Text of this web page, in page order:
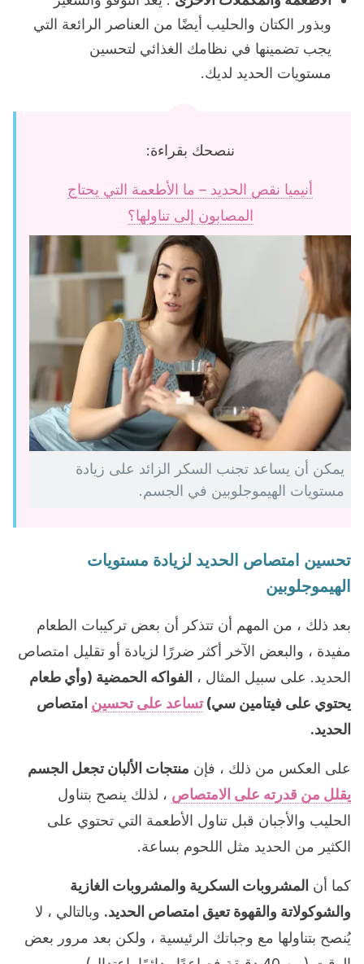
وبذور الكتان والحليب أيضًا من العناصر الرائعة التي
يجب تضمينها في نظامك الغذائي لتحسين
مستويات الحديد لديك.
ننصحك بقراءة:
أنيميا نقص الحديد – ما الأطعمة التي يحتاج
المصابون إلى تناولها؟
يمكن أن يساعد تجنب السكر الزائد على زيادة
مستويات الهيموجلوبين في الجسم.
تحسين امتصاص الحديد لزيادة مستويات
الهيموجلوبين
بعد ذلك ، من المهم أن تتذكر أن بعض تركيبات الطعام
مفيدة ، والبعض الآخر أكثر ضررًا لزيادة أو تقليل امتصاص
الحديد. على سبيل المثال ، الفواكه الحمضية (وأي طعام
يحتوي على فيتامين سي) تساعد على تحسين امتصاص
الحديد.
على العكس من ذلك ، فإن منتجات الألبان تجعل الجسم
يقلل من قدرته على الامتصاص ، لذلك ينصح بتناول
الحليب والأجبان قبل تناول الأطعمة التي تحتوي على
الكثير من الحديد مثل اللحوم بساعة.
كما أن المشروبات السكرية والمشروبات الغازية
والشوكولاتة والقهوة تعيق امتصاص الحديد. وبالتالي ، لا
يُنصح بتناولها مع وجباتك الرئيسية ، ولكن بعد مرور بعض